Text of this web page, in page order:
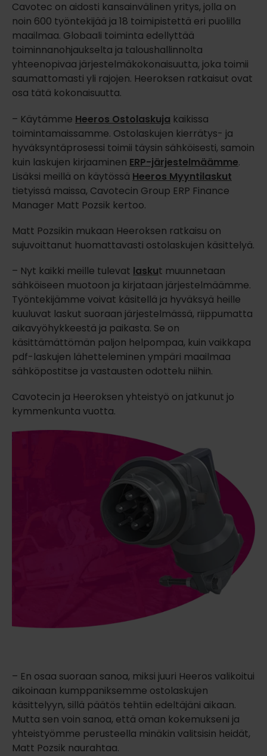
Cavotec on aidosti kansainvälinen yritys, jolla on
noin 600 työntekijää ja 18 toimipistettä eri puolilla
maailmaa. Globaali toiminta edellyttää
toiminnanohjaukselta ja taloushallinnolta
yhteenopivaa järjestelmäkokonaisuutta, joka toimii
saumattomasti yli rajojen. Heeroksen ratkaisut ovat
osa tätä kokonaisuutta.
– Käytämme Heeros Ostolaskuja kaikissa
toimintamaissamme. Ostolaskujen kierrätys- ja
hyväksyntäprosessi toimii täysin sähköisesti, samoin
kuin laskujen kirjaaminen ERP-järjestelmäämme.
Lisäksi meillä on käytössä Heeros Myyntilaskut
tietyissä maissa, Cavotecin Group ERP Finance
Manager Matt Pozsik kertoo.
Matt Pozsikin mukaan Heeroksen ratkaisu on
sujuvoittanut huomattavasti ostolaskujen käsittelyä.
– Nyt kaikki meille tulevat laskut muunnetaan
sähköiseen muotoon ja kirjataan järjestelmäämme.
Työntekijämme voivat käsitellä ja hyväksyä heille
kuuluvat laskut suoraan järjestelmässä, riippumatta
aikavyöhykkeestä ja paikasta. Se on
käsittämättömän paljon helpompaa, kuin vaikkapa
pdf-laskujen lähetteleminen ympäri maailmaa
sähköpostitse ja vastausten odottelu niihin.
Cavotecin ja Heeroksen yhteistyö on jatkunut jo
kymmenkunta vuotta.
– En osaa suoraan sanoa, miksi juuri Heeros valikoitui
aikoinaan kumppaniksemme ostolaskujen
käsittelyyn, sillä päätös tehtiin edeltäjäni aikaan.
Mutta sen voin sanoa, että oman kokemukseni ja
yhteistyömme perusteella minäkin valitsisin heidät,
Matt Pozsik naurahtaa.